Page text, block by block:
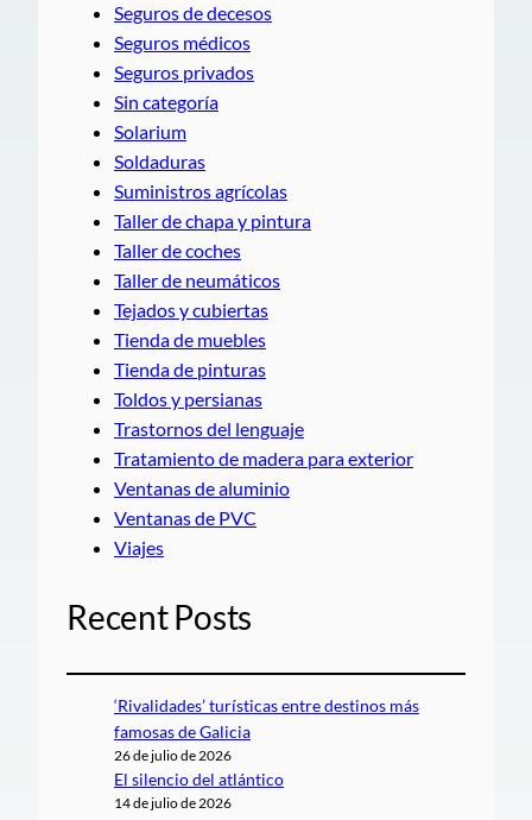
Seguros de decesos
Seguros médicos
Seguros privados
Sin categoría
Solarium
Soldaduras
Suministros agrícolas
Taller de chapa y pintura
Taller de coches
Taller de neumáticos
Tejados y cubiertas
Tienda de muebles
Tienda de pinturas
Toldos y persianas
Trastornos del lenguaje
Tratamiento de madera para exterior
Ventanas de aluminio
Ventanas de PVC
Viajes
Recent Posts
‘Rivalidades’ turísticas entre destinos más
famosas de Galicia
26 de julio de 2026
El silencio del atlántico
14 de julio de 2026